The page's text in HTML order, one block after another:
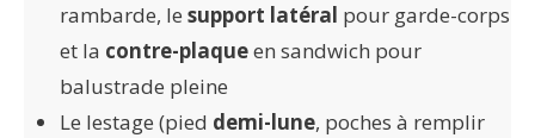
rambarde, le support latéral pour garde-corps
et la contre-plaqueen sandwich pour
balustrade pleine
Le lestage (pied demi-lune, poches à remplir